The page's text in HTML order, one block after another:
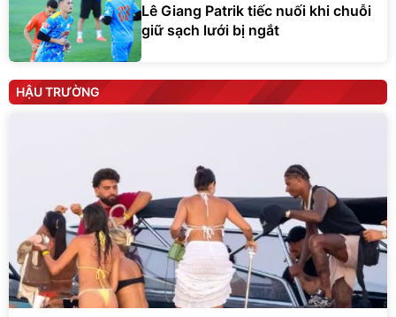
Lê Giang Patrik tiếc nuối khi chuỗi
giữ sạch lưới bị ngắt
HẬU TRƯỜNG